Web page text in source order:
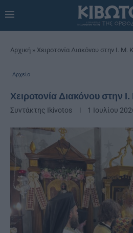
Αρχική » Χειροτονία Διακόνου στην Ι. Μ.
Αρχείο
Χειροτονία Διακόνου στην
Συντάκτης Ikivotos 1 Ιουλίου